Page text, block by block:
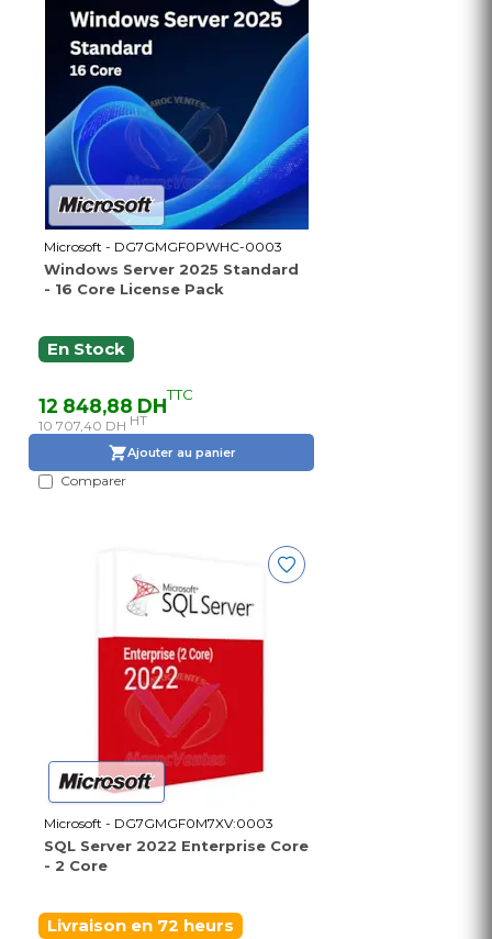
Microsoft - DG7GMGF0PWHC-0003
Windows Server 2025 Standard
- 16 Core License Pack
En Stock
12 848,88 DHTTC
10 707,40 DH HT
Ajouter au panier
Comparer
Microsoft - DG7GMGF0M7XV:0003
SQL Server 2022 Enterprise Core
- 2 Core
Livraison en 72 heurs